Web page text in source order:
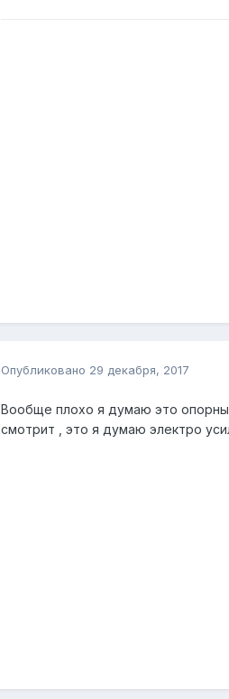
Опубликовано 29 декабря, 2017
Вообще плохо я думаю это
смотрит , это я думаю электро